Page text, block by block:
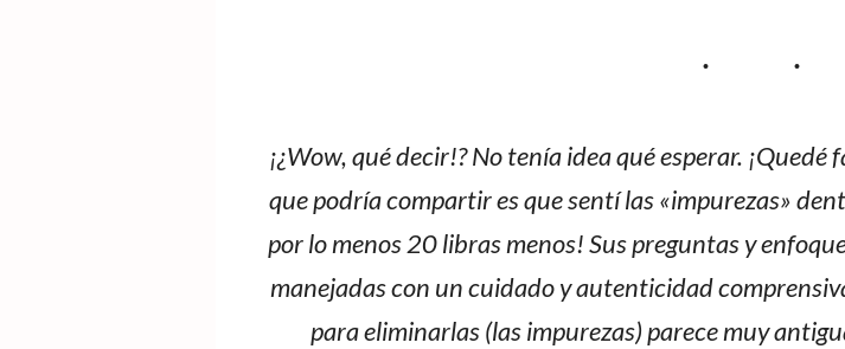
¡¿Wow, qué decir!? No tenía idea qué esperar.
que podría compartir es que sentí las «impurezas»
por lo menos 20 libras menos! Sus preguntas y
manejadas con un cuidado y autenticidad
para eliminarlas (las impurezas) parece muy